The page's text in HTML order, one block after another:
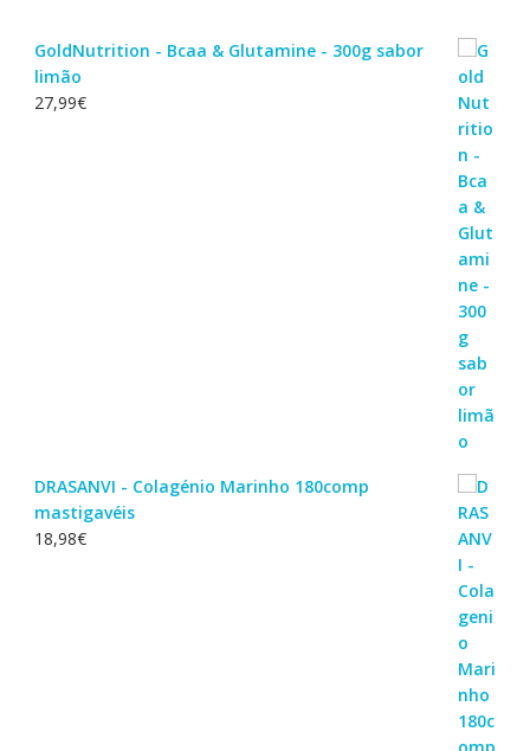
GoldNutrition - Bcaa & Glutamine - 300g sabor
limão
27,99€
DRASANVI - Colagénio Marinho 180comp
mastigavéis
18,98€